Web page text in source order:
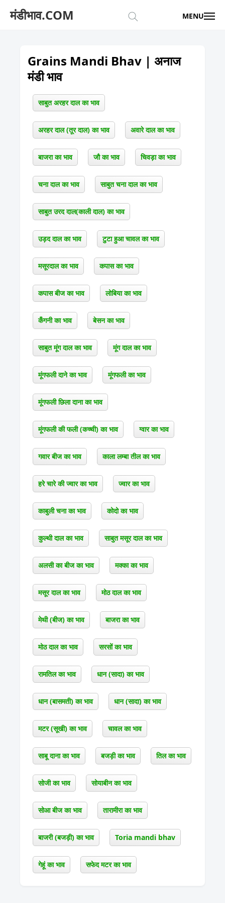
मंडीभाव.COM MENU
Grains Mandi Bhav | अनाज
मंडी भाव
साबुत अरहर दाल का भाव
अरहर दाल (तूर दाल) का भाव अवारे दाल का भाव
बाजरा का भाव जौ का भाव चिवड़ा का भाव
चना दाल का भाव साबुत चना दाल का भाव
साबुत उरद दाल(काली दाल) का भाव
उड़द दाल का भाव टुटा हुआ चावल का भाव
मसूरदाल का भाव कपास का भाव
कपास बीज का भाव लोबिया का भाव
कँगनी का भाव बेसन का भाव
साबुत मूंग दाल का भाव मूंग दाल का भाव
मूंगफली दाने का भाव मूंगफली का भाव
मूंगफली छिला दाना का भाव
मूंगफली की फली (कच्ची) का भाव ग्वार का भाव
गवार बीज का भाव काला लम्बा तील का भाव
हरे चारे की ज्वार का भाव ज्वार का भाव
काबुली चना का भाव कोदो का भाव
कुल्थी दाल का भाव साबुत मसूर दाल का भाव
अलसी का बीज का भाव मक्का का भाव
मसूर दाल का भाव मोठ दाल का भाव
मेथी (बीज) का भाव बाजरा का भाव
मोठ दाल का भाव सरसों का भाव
रामतिल का भाव धान (सादा) का भाव
धान (बासमती) का भाव धान (सादा) का भाव
मटर (सूखी) का भाव चावल का भाव
साबू दाना का भाव बजड़ी का भाव तिल का भाव
सोजी का भाव सोयाबीन का भाव
सोआ बीज का भाव तारामीरा का भाव
बाजरी (बजड़ी) का भाव Toria mandi bhav
गेहूं का भाव सफेद मटर का भाव